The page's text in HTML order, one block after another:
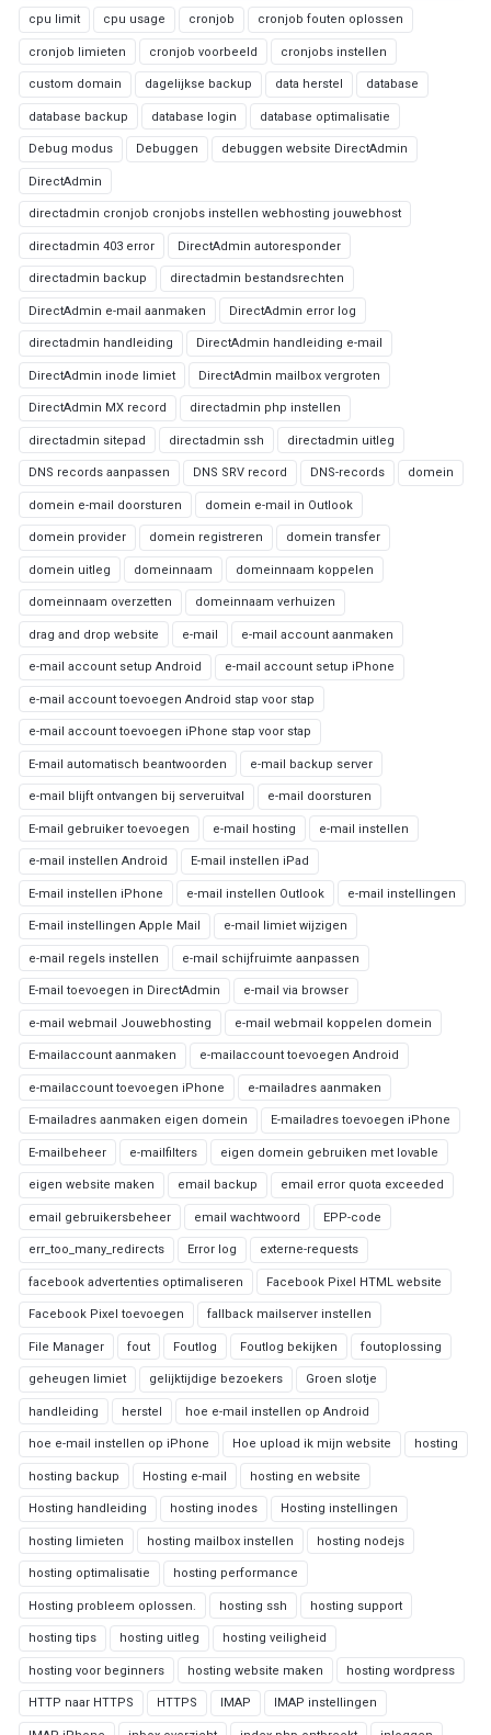
cpu limit cpu usage cronjob cronjob fouten oplossen
cronjob limieten cronjob voorbeeld cronjobs instellen
custom domain dagelijkse backup data herstel database
database backup database login database optimalisatie
Debug modus Debuggen debuggen website DirectAdmin
DirectAdmin
directadmin cronjob cronjobs instellen webhosting jouwebhost
directadmin 403 error DirectAdmin autoresponder
directadmin backup directadmin bestandsrechten
DirectAdmin e-mail aanmaken DirectAdmin error log
directadmin handleiding DirectAdmin handleiding e-mail
DirectAdmin inode limiet DirectAdmin mailbox vergroten
DirectAdmin MX record directadmin php instellen
directadmin sitepad directadmin ssh directadmin uitleg
DNS records aanpassen DNS SRV record DNS-records domein
domein e-mail doorsturen domein e-mail in Outlook
domein provider domein registreren domein transfer
domein uitleg domeinnaam domeinnaam koppelen
domeinnaam overzetten domeinnaam verhuizen
drag and drop website e-mail e-mail account aanmaken
e-mail account setup Android e-mail account setup iPhone
e-mail account toevoegen Android stap voor stap
e-mail account toevoegen iPhone stap voor stap
E-mail automatisch beantwoorden e-mail backup server
e-mail blijft ontvangen bij serveruitval e-mail doorsturen
E-mail gebruiker toevoegen e-mail hosting e-mail instellen
e-mail instellen Android E-mail instellen iPad
E-mail instellen iPhone e-mail instellen Outlook e-mail instellingen
E-mail instellingen Apple Mail e-mail limiet wijzigen
e-mail regels instellen e-mail schijfruimte aanpassen
E-mail toevoegen in DirectAdmin e-mail via browser
e-mail webmail Jouwebhosting e-mail webmail koppelen domein
E-mailaccount aanmaken e-mailaccount toevoegen Android
e-mailaccount toevoegen iPhone e-mailadres aanmaken
E-mailadres aanmaken eigen domein E-mailadres toevoegen iPhone
E-mailbeheer e-mailfilters eigen domein gebruiken met lovable
eigen website maken email backup email error quota exceeded
email gebruikersbeheer email wachtwoord EPP-code
err_too_many_redirects Error log externe-requests
facebook advertenties optimaliseren Facebook Pixel HTML website
Facebook Pixel toevoegen fallback mailserver instellen
File Manager fout Foutlog Foutlog bekijken foutoplossing
geheugen limiet gelijktijdige bezoekers Groen slotje
handleiding herstel hoe e-mail instellen op Android
hoe e-mail instellen op iPhone Hoe upload ik mijn website hosting
hosting backup Hosting e-mail hosting en website
Hosting handleiding hosting inodes Hosting instellingen
hosting limieten hosting mailbox instellen hosting nodejs
hosting optimalisatie hosting performance
Hosting probleem oplossen. hosting ssh hosting support
hosting tips hosting uitleg hosting veiligheid
hosting voor beginners hosting website maken hosting wordpress
HTTP naar HTTPS HTTPS IMAP IMAP instellingen